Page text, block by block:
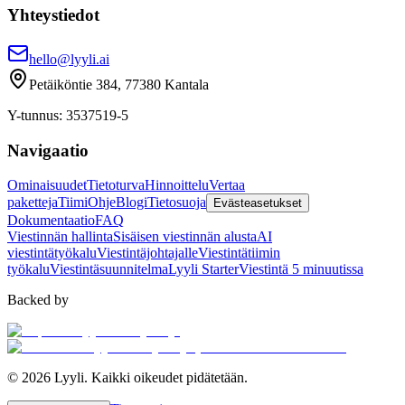
Yhteystiedot
hello@lyyli.ai
Petäiköntie 384, 77380 Kantala
Y-tunnus: 3537519-5
Navigaatio
OminaisuudetTietoturvaHinnoitteluVertaa
pakettejaTiimiOhjeBlogiTietosuoja Evästeasetukset
DokumentaatioFAQ
Viestinnän hallintaSisäisen viestinnän alustaAI
viestintätyökaluViestintäjohtajalleViestintätiimin
työkaluViestintäsuunnitelmaLyyli StarterViestintä 5 minuutissa
Backed by
© 2026 Lyyli. Kaikki oikeudet pidätetään.